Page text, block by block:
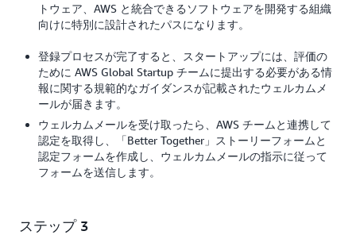
トウェア、AWS と統合できるソフトウェアを開発する組織
向けに特別に設計されたパスになります。
登録プロセスが完了すると、スタートアップには、評価の
ために AWS Global Startup チームに提出する必要がある情
報に関する規範的なガイダンスが記載されたウェルカムメ
ールが届きます。
ウェルカムメールを受け取ったら、AWS チームと連携して
認定を取得し、「Better Together」ストーリーフォームと
認定フォームを作成し、ウェルカムメールの指示に従って
フォームを送信します。
ステップ 3